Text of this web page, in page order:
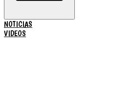
NOTICIAS
VIDEOS